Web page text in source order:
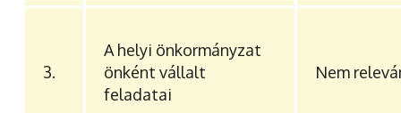
3.
A helyi önkormányzat
önként vállalt
feladatai
Nem